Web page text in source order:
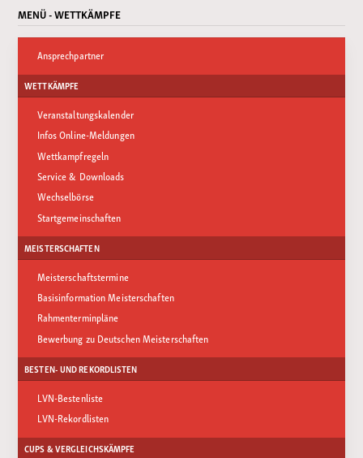
MENÜ - WETTKÄMPFE
Ansprechpartner
WETTKÄMPFE
Veranstaltungskalender
Infos Online-Meldungen
Wettkampfregeln
Service & Downloads
Wechselbörse
Startgemeinschaften
MEISTERSCHAFTEN
Meisterschaftstermine
Basisinformation Meisterschaften
Rahmenterminpläne
Bewerbung zu Deutschen Meisterschaften
BESTEN- UND REKORDLISTEN
LVN-Bestenliste
LVN-Rekordlisten
CUPS & VERGLEICHSKÄMPFE